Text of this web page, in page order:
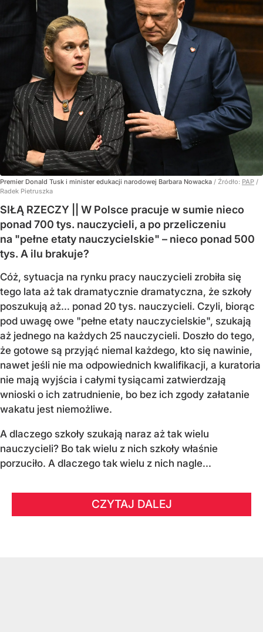
Premier Donald Tusk i minister edukacji narodowej Barbara Nowacka / Źródło: PAP /
Radek Pietruszka
SIŁĄ RZECZY || W Polsce pracuje w sumie nieco
ponad 700 tys. nauczycieli, a po przeliczeniu
na "pełne etaty nauczycielskie" – nieco ponad 500
tys. A ilu brakuje?
Cóż, sytuacja na rynku pracy nauczycieli zrobiła się
tego lata aż tak dramatycznie dramatyczna, że szkoły
poszukują aż… ponad 20 tys. nauczycieli. Czyli, biorąc
pod uwagę owe "pełne etaty nauczycielskie", szukają
aż jednego na każdych 25 nauczycieli. Doszło do tego,
że gotowe są przyjąć niemal każdego, kto się nawinie,
nawet jeśli nie ma odpowiednich kwalifikacji, a kuratoria
nie mają wyjścia i całymi tysiącami zatwierdzają
wnioski o ich zatrudnienie, bo bez ich zgody załatanie
wakatu jest niemożliwe.
A dlaczego szkoły szukają naraz aż tak wielu
nauczycieli? Bo tak wielu z nich szkoły właśnie
porzuciło. A dlaczego tak wielu z nich nagle...
CZYTAJ DALEJ